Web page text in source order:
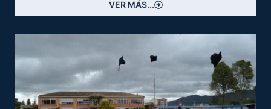
VER MÁS...